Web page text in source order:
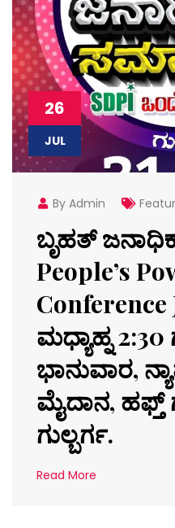
26
JUL
By Admin
ಬೃಹತ್
People’s
Conference
ಮಧ್ಯಾಹ್ನ
ಭಾನುವಾರ,
ಮೈದಾನ,
ಗುಲ್ಬರ್ಗ.
Read More